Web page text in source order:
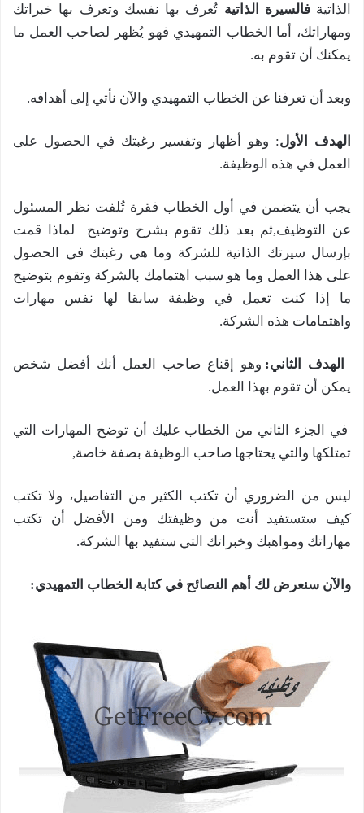
الذاتيةفالسيرة الذاتية تُعرف بها نفسك وتعرف بها خبراتك
ومهاراتك، أما الخطاب التمهيدي فهو يُظهر لصاحب العمل ما
يمكنك أن تقوم به.
وبعد أن تعرفنا عن الخطاب التمهيدي والآن نأتي إلى أهدافه.
الهدف الأول: وهو أظهار وتفسير رغبتك في الحصول على
العمل في هذه الوظيفة.
يجب أن يتضمن في أول الخطاب فقرة تُلفت نظر المسئول
عن التوظيف,ثم بعد ذلك تقوم بشرح وتوضيح لماذا قمت
بإرسال سيرتك الذاتية للشركة وما هي رغبتك في الحصول
على هذا العمل وما هو سبب اهتمامك بالشركة وتقوم بتوضيح
ما إذا كنت تعمل في وظيفة سابقا لها نفس مهارات
واهتمامات هذه الشركة.
الهدف الثاني: وهو إقناع صاحب العمل أنك أفضل شخص
يمكن أن تقوم بهذا العمل.
في الجزء الثاني من الخطاب عليك أن توضح المهارات التي
تمتلكها والتي يحتاجها صاحب الوظيفة بصفة خاصة,
ليس من الضروري أن تكتب الكثير من التفاصيل، ولا تكتب
كيف ستستفيد أنت من وظيفتك ومن الأفضل أن تكتب
مهاراتك ومواهبك وخبراتك التي ستفيد بها الشركة.
والآن سنعرض لك أهم النصائح في كتابة الخطاب التمهيدي: